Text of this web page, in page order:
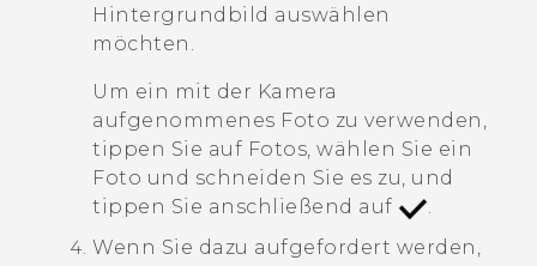
Hintergrundbild auswählen
möchten.
Um ein mit der Kamera
aufgenommenes Foto zu verwenden,
tippen Sie auf Fotos, wählen Sie ein
Foto und schneiden Sie es zu, und
tippen Sie anschließend auf
.
Wenn Sie dazu aufgefordert werden,